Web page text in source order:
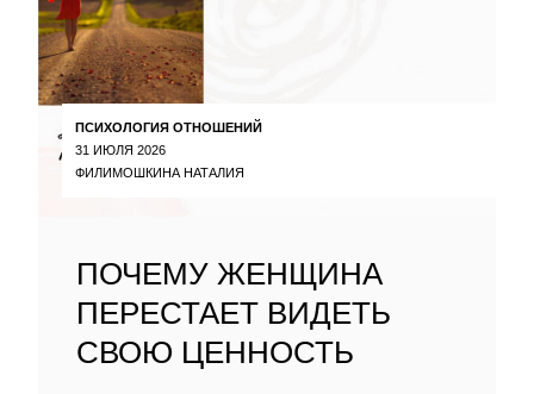
ПСИХОЛОГИЯ ОТНОШЕНИЙ
31 ИЮЛЯ 2026
ФИЛИМОШКИНА НАТАЛИЯ
ПОЧЕМУ ЖЕНЩИНА
ПЕРЕСТАЕТ ВИДЕТЬ
СВОЮ ЦЕННОСТЬ